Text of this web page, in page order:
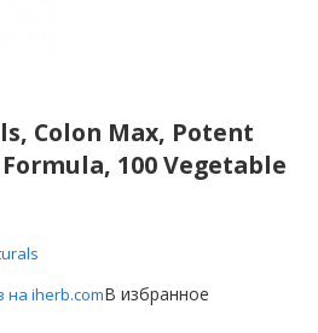
Colon Max, Potent
100 Vegetable
на iherb.comВ избранное